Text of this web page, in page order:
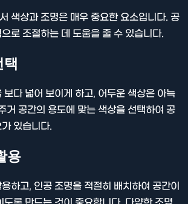
색상과 조명은 매우 중요한 요소입니다. 공
로 조절하는 데 도움을 줄 수 있습니다.
보다 넓어 보이게 하고, 어두운 색상은 아늑
거 공간의 용도에 맞는 색상을 선택하여 공
있습니다.
용
하고, 인공 조명을 적절히 배치하여 공간이